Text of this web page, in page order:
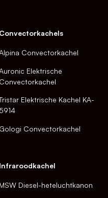
Convectorkachels
Convectorkachel
Elektrische
Convectorkachel
Elektrische Kachel KA-
5914
Gologi Convectorkachel
Infraroodkachel
MSW Diesel-heteluchtkanon